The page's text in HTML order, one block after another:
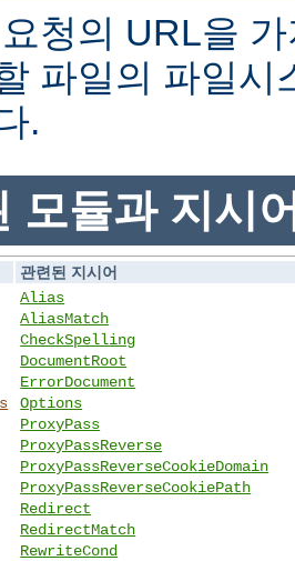
청의 URL을
파일의 파일시
.
모듈과 지시
관련된 지시어
Alias
AliasMatch
CheckSpelling
DocumentRoot
ErrorDocument
Options
ProxyPass
ProxyPassReverse
ProxyPassReverseCookieDomain
ProxyPassReverseCookiePath
Redirect
RedirectMatch
RewriteCond